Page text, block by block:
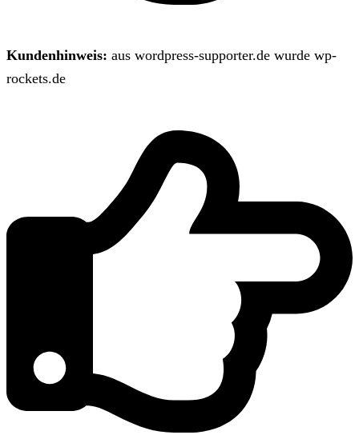
Kundenhinweis: aus wordpress-supporter.de wurde wp-
rockets.de